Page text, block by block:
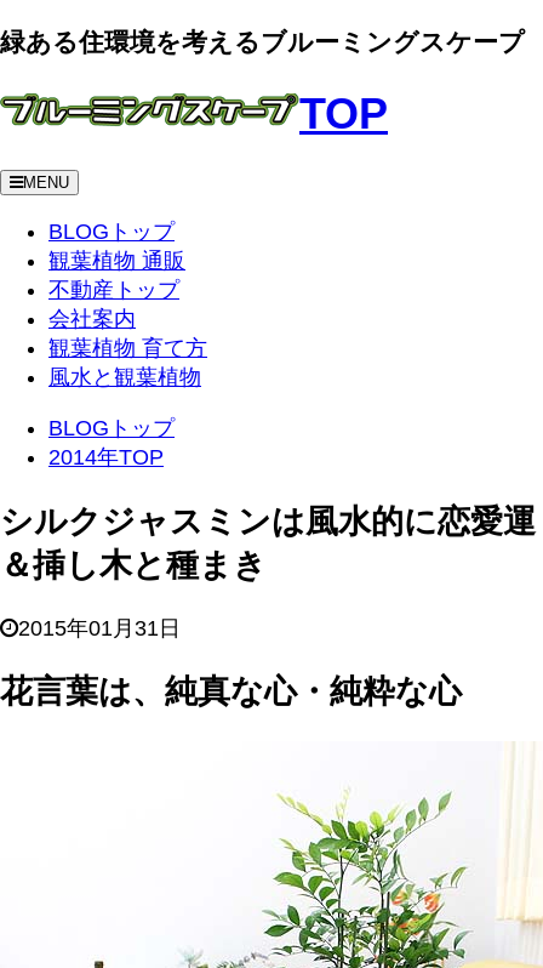
緑ある住環境を考えるブルーミングスケープ
TOP
MENU
BLOGトップ
観葉植物 通販
不動産トップ
会社案内
観葉植物 育て方
風水と観葉植物
BLOGトップ
2014年TOP
シルクジャスミンは風水的に恋愛運
＆挿し木と種まき
2015年01月31日
花言葉は、純真な心・純粋な心